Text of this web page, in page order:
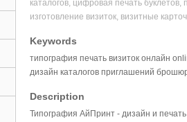
каталогов, цифровая печать
изготовление визиток, визитные
Keywords
типография печать визиток онлайн
дизайн каталогов приглашений
Description
Типография АйПринт - дизайн и